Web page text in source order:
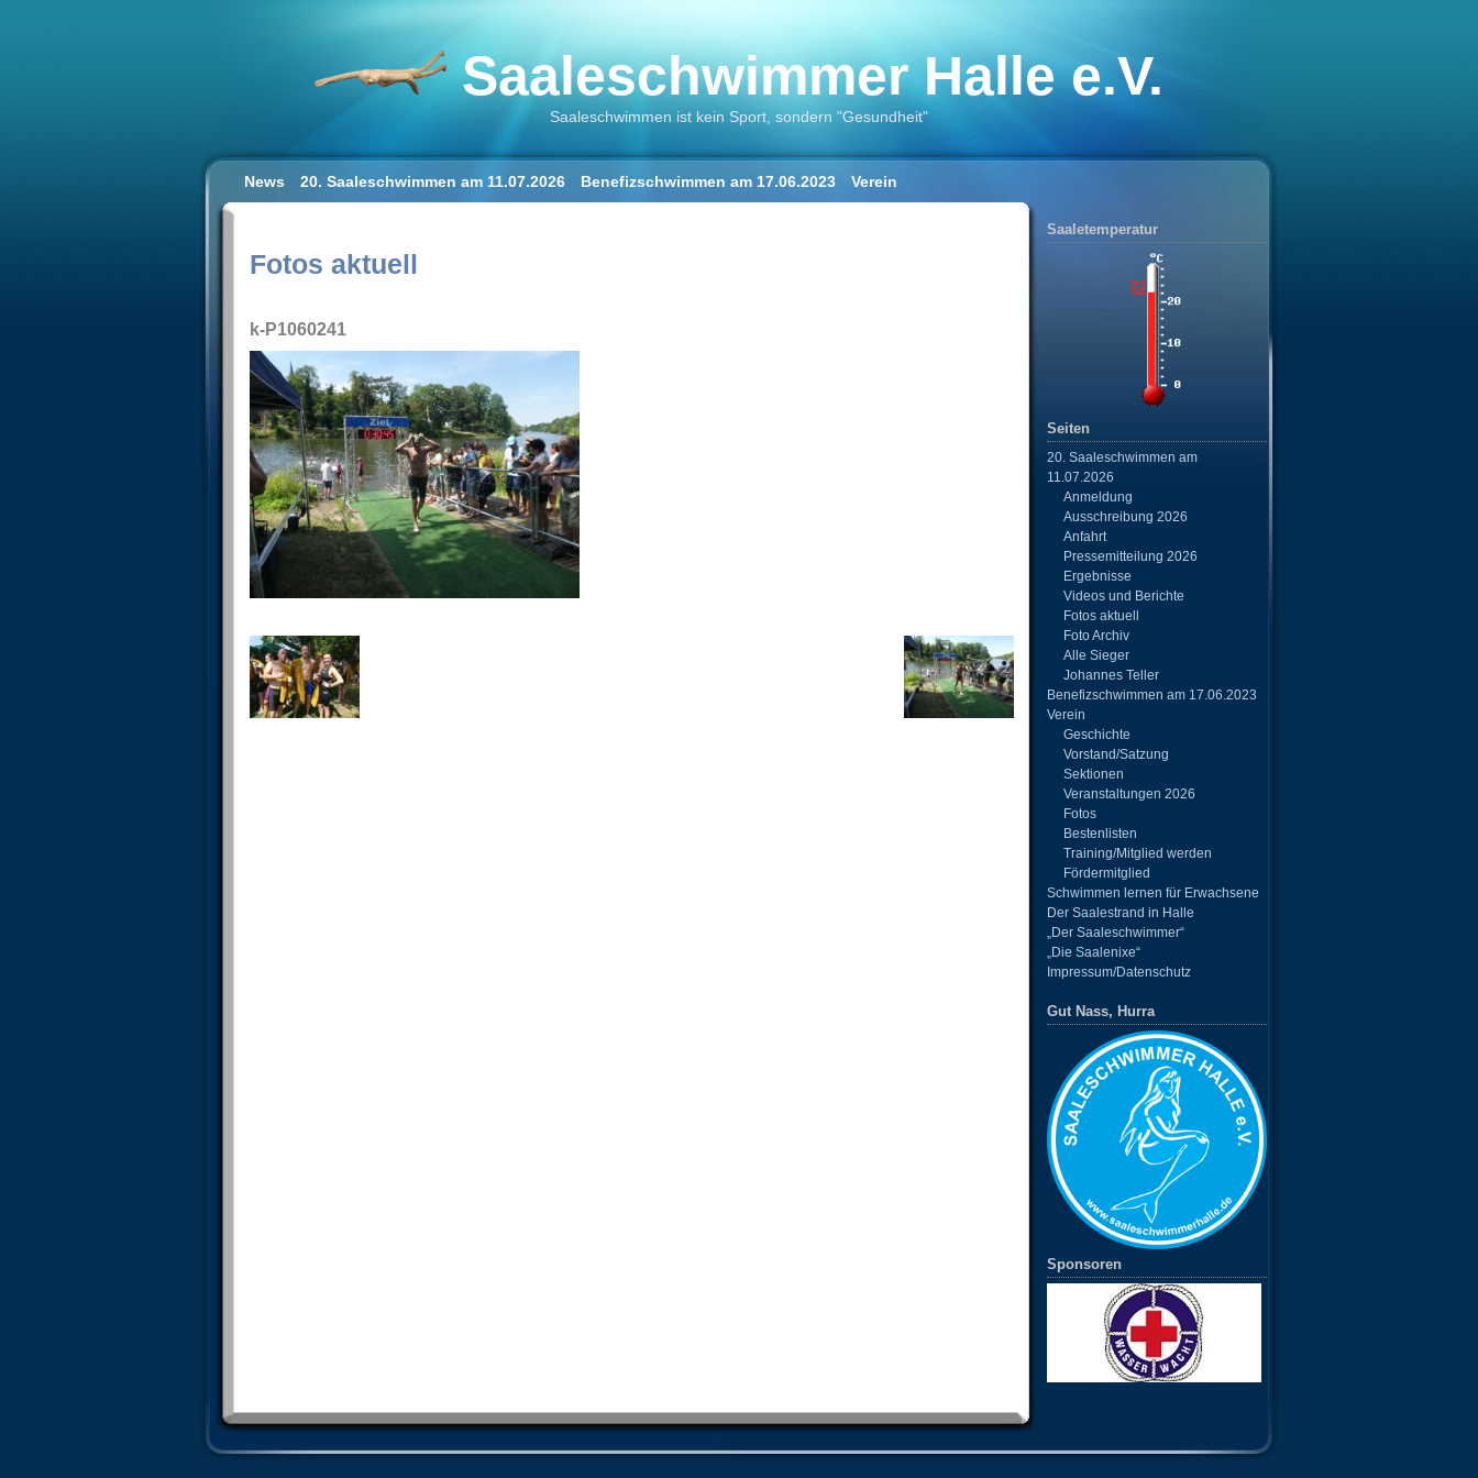
Saaleschwimmer Halle e.V.
Saaleschwimmen ist kein Sport, sondern "Gesundheit"
News 20. Saaleschwimmen am 11.07.2026 Benefizschwimmen am 17.06.2023
Verein
Fotos aktuell
k-P1060241
Saaletemperatur
Seiten
20. Saaleschwimmen am
11.07.2026
Anmeldung
Ausschreibung 2026
Anfahrt
Pressemitteilung 2026
Ergebnisse
Videos und Berichte
Fotos aktuell
Foto Archiv
Alle Sieger
Johannes Teller
Benefizschwimmen am 17.06.2023
Verein
Geschichte
Vorstand/Satzung
Sektionen
Veranstaltungen 2026
Fotos
Bestenlisten
Training/Mitglied werden
Fördermitglied
Schwimmen lernen für Erwachsene
Der Saalestrand in Halle
„Der Saaleschwimmer“
„Die Saalenixe“
Impressum/Datenschutz
Gut Nass, Hurra
Sponsoren